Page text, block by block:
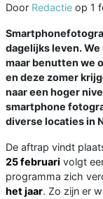
Door Redactie op 1
dagelijks leven.
maar benutten we
en deze zomer
naar een hoger
smartphone
diverse locaties in
De aftrap vindt
25 februari volgt
programma zich
het jaar. Zo zijn er